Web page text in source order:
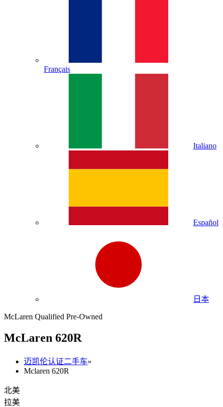
Français
Italiano
Español
日本
McLaren Qualified Pre-Owned
McLaren 620R
迈凯伦认证二手车»
Mclaren 620R
北美
拉美